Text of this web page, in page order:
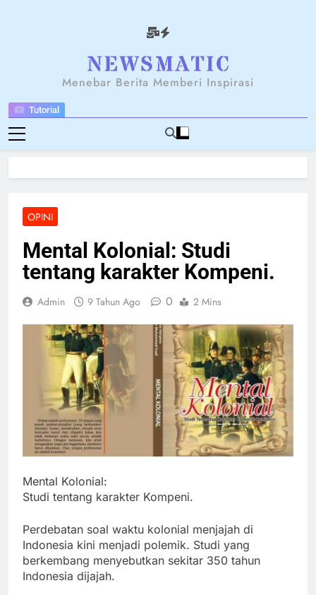
Tutorial
NEWSANTARA
Menebar Berita Memberi Inspirasi
OPINI
Mental Kolonial: Studi
tentang karakter Kompeni.
Admin 9 Tahun Ago 0 2 Mins
Mental Kolonial:
Studi tentang karakter Kompeni.
Perdebatan soal waktu kolonial menjajah di
Indonesia kini menjadi polemik. Studi yang
berkembang menyebutkan sekitar 350 tahun
Indonesia dijajah.